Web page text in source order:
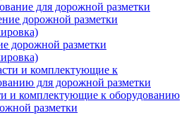
для дорожной разметки
дорожной разметки
и комплектующие к оборудованию
разметки